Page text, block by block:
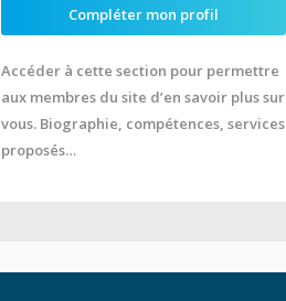
Compléter mon profil
Accéder à cette section pour permettre
aux membres du site d’en savoir plus sur
vous. Biographie, compétences, services
proposés…